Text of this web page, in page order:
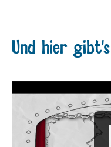
Und hier
Media
Player